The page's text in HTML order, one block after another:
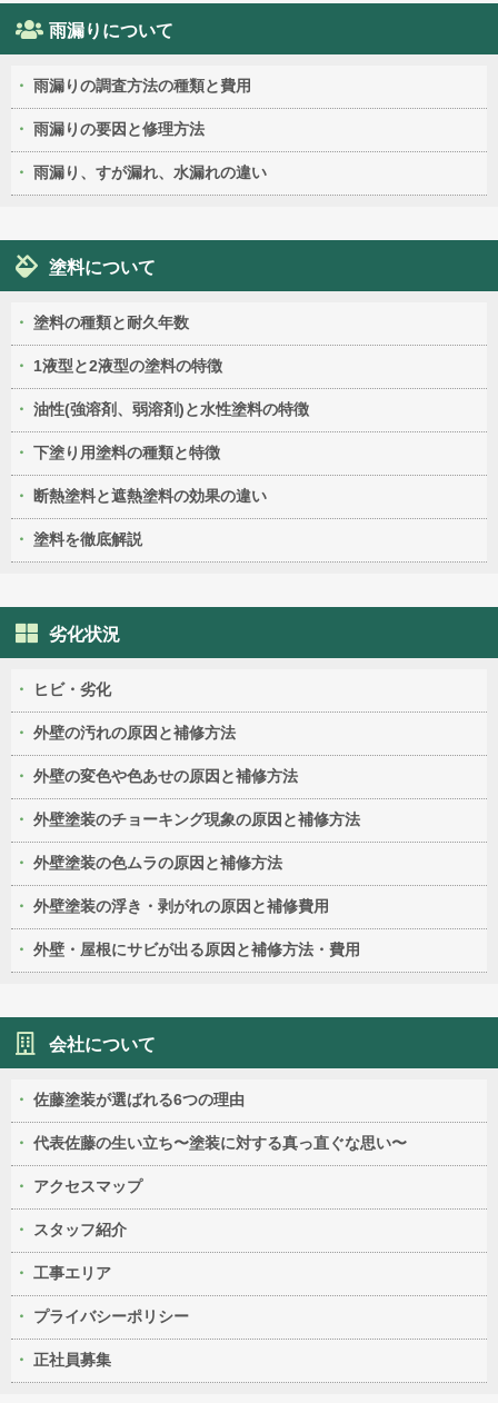
雨漏りについて
雨漏りの調査方法の種類と費用
雨漏りの要因と修理方法
雨漏り、すが漏れ、水漏れの違い
塗料について
塗料の種類と耐久年数
1液型と2液型の塗料の特徴
油性(強溶剤、弱溶剤)と水性塗料の特徴
下塗り用塗料の種類と特徴
断熱塗料と遮熱塗料の効果の違い
塗料を徹底解説
劣化状況
ヒビ・劣化
外壁の汚れの原因と補修方法
外壁の変色や色あせの原因と補修方法
外壁塗装のチョーキング現象の原因と補修方法
外壁塗装の色ムラの原因と補修方法
外壁塗装の浮き・剥がれの原因と補修費用
外壁・屋根にサビが出る原因と補修方法・費用
会社について
佐藤塗装が選ばれる6つの理由
代表佐藤の生い立ち〜塗装に対する真っ直ぐな思い〜
アクセスマップ
スタッフ紹介
工事エリア
プライバシーポリシー
正社員募集